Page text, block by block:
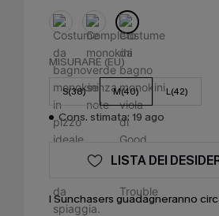
MISURARE (EU)
S(38) M(40) L(42)
Cons. stimata: 19 ago
LISTA DEI
I Sunchasers guadagneranno